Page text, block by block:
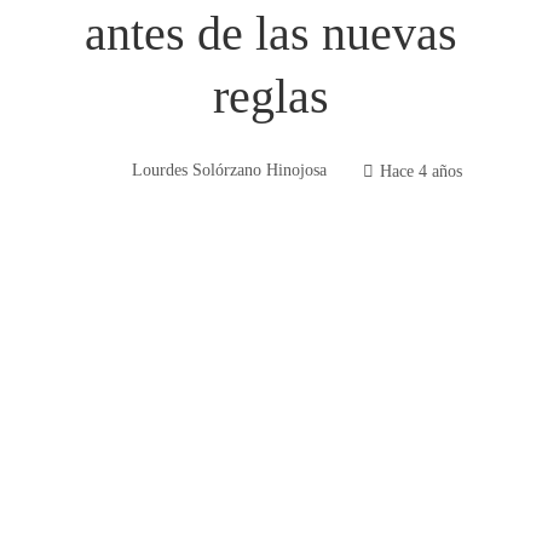
antes de las nuevas
reglas
Lourdes Solórzano Hinojosa Hace 4 años